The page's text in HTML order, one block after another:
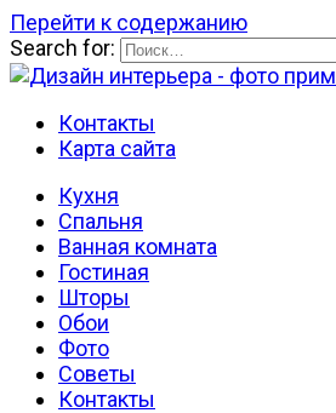
Перейти к содержанию
Search for:
Контакты
Карта сайта
Кухня
Спальня
Ванная комната
Гостиная
Шторы
Обои
Фото
Советы
Контакты